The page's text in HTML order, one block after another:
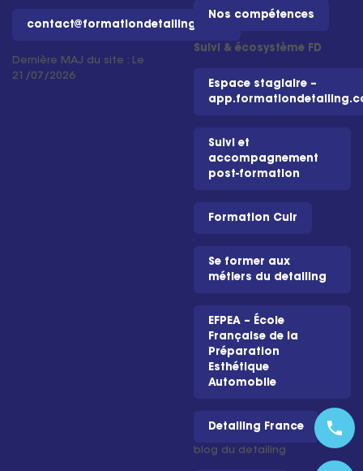
contact@formationdetailing.com
Dernière MAJ du site : Le
21/07/2026
Nos compétences
Suivi & écosystème FD
Espace stagiaire –
Suivi et
accompagnement
post-formation
Formation Cuir
Se former aux
métiers du detailing
EFPEA – École
Française de la
Préparation
Esthétique
Automobile
Detailing France – Le
blog du detailing
phone